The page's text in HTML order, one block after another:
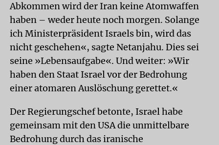
Abkommen wird der Iran keine Atomwaffen
haben – weder heute noch morgen. Solange
ich Ministerpräsident Israels bin, wird das
nicht geschehen«, sagte Netanjahu. Dies sei
seine »Lebensaufgabe«. Und weiter: »Wir
haben den Staat Israel vor der Bedrohung
einer atomaren Auslöschung gerettet.«
Der Regierungschef betonte, Israel habe
gemeinsam mit den USA die unmittelbare
Bedrohung durch das iranische